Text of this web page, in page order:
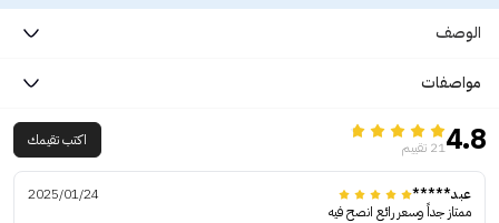
الوصف
مواصفات
4.821 تقييم اكتب تقيمك
عبد*****
2025/01/24
ممتاز جداً وسعر رائع انصح فيه